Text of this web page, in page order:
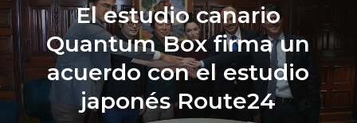
El estudio canario
Quantum Box firma un
acuerdo con el estudio
japonés Route24